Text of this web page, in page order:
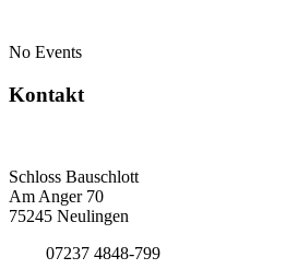
No Events
Kontakt
Schloss Bauschlott
Am Anger 70
75245 Neulingen
07237 4848-799